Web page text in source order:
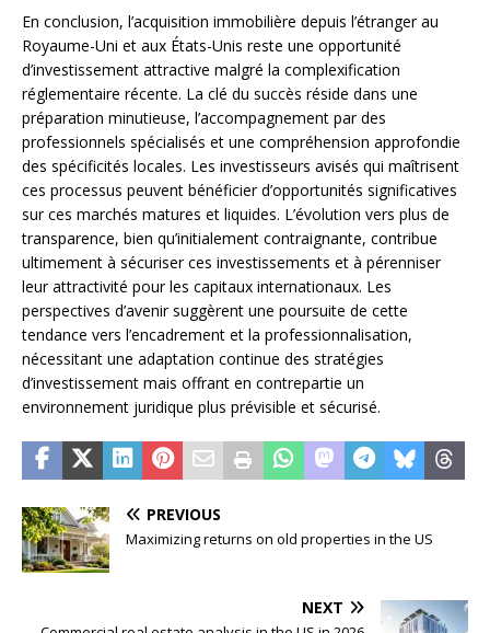
En conclusion, l’acquisition immobilière depuis l’étranger au
Royaume-Uni et aux États-Unis reste une opportunité
d’investissement attractive malgré la complexification
réglementaire récente. La clé du succès réside dans une
préparation minutieuse, l’accompagnement par des
professionnels spécialisés et une compréhension approfondie
des spécificités locales. Les investisseurs avisés qui maîtrisent
ces processus peuvent bénéficier d’opportunités significatives
sur ces marchés matures et liquides. L’évolution vers plus de
transparence, bien qu’initialement contraignante, contribue
ultimement à sécuriser ces investissements et à pérenniser
leur attractivité pour les capitaux internationaux. Les
perspectives d’avenir suggèrent une poursuite de cette
tendance vers l’encadrement et la professionnalisation,
nécessitant une adaptation continue des stratégies
d’investissement mais offrant en contrepartie un
environnement juridique plus prévisible et sécurisé.
PREVIOUS
Maximizing returns on old properties in the US
NEXT